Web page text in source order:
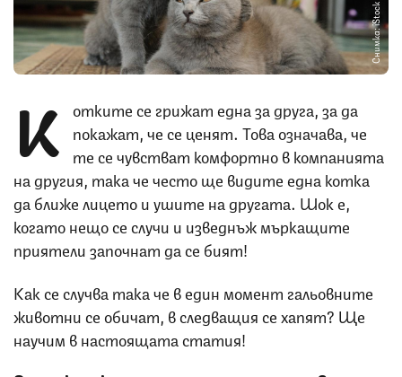
Снимка: iStock
К отките се грижат една за друга, за да
покажат, че се ценят. Това означава, че
те се чувстват комфортно в компанията
на другия, така че често ще видите една котка
да ближе лицето и ушите на другата. Шок е,
когато нещо се случи и изведнъж мъркащите
приятели започнат да се бият!
Как се случва така че в един момент гальовните
животни се обичат, в следващия се хапят? Ще
научим в настоящата статия!